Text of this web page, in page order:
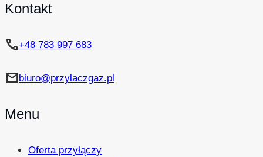
Kontakt
phone+48 783 997 683
mailbiuro@przylaczgaz.pl
Menu
Oferta przyłączy